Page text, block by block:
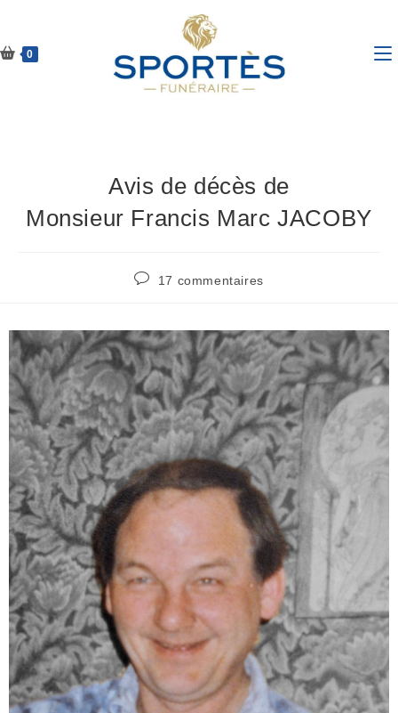
0
Avis de décès de
Monsieur Francis Marc JACOBY
17 commentaires